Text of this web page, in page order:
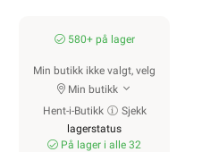
580+ på lager
Min butikk ikke valgt, velg
Min butikk
Hent-i-Butikk
Sjekk
lagerstatus
På lager i alle 32